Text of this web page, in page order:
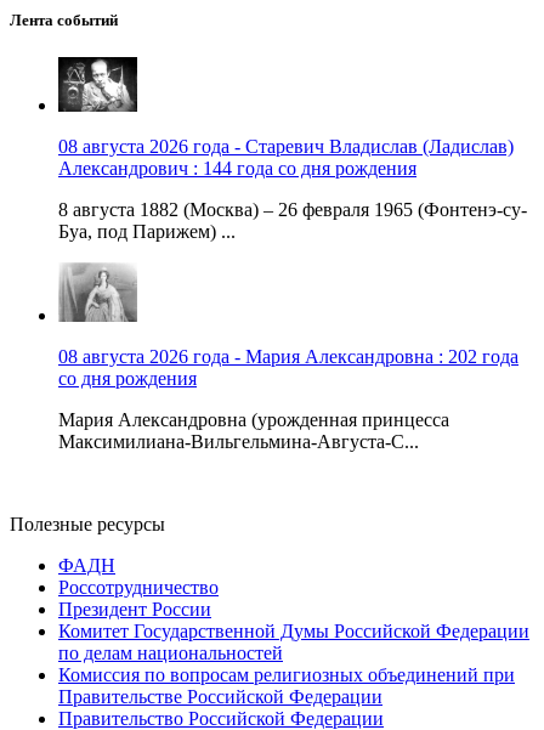
Лента событий
08 августа 2026 года - Старевич Владислав (Ладислав)
Александрович : 144 года со дня рождения
8 августа 1882 (Москва) – 26 февраля 1965 (Фонтенэ-су-
Буа, под Парижем) ...
08 августа 2026 года - Мария Александровна : 202 года
со дня рождения
Мария Александровна (урожденная принцесса
Максимилиана-Вильгельмина-Августа-С...
Полезные ресурсы
ФАДН
Россотрудничество
Президент России
Комитет Государственной Думы Российской Федерации
по делам национальностей
Комиссия по вопросам религиозных объединений при
Правительстве Российской Федерации
Правительство Российской Федерации